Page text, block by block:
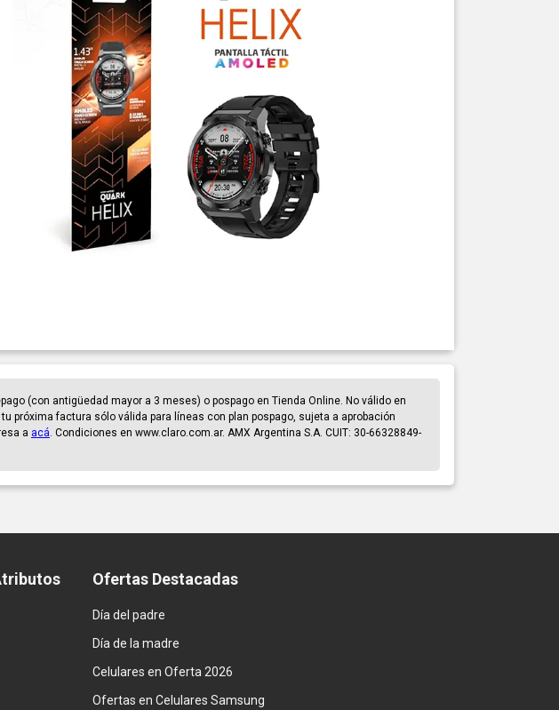
(con antigüedad mayor a 3 meses) o pospago en Tienda Online. No válido en
próxima factura sólo válida para líneas con plan pospago, sujeta a aprobación
a acá. Condiciones en www.claro.com.ar. AMX Argentina S.A. CUIT: 30-66328849-
Ofertas Destacadas
Día del padre
Día de la madre
Celulares en Oferta 2026
Ofertas en Celulares Samsung